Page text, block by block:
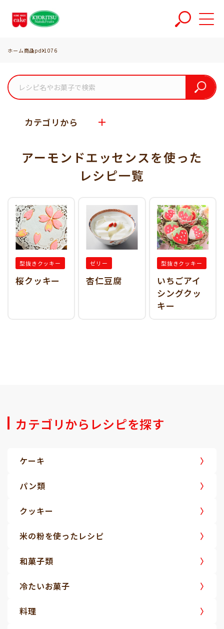
ホーム商品pd-1076
カテゴリから
アーモンドエッセンスを使った
レシピ一覧
型抜きクッキー
桜クッキー
ゼリー
杏仁豆腐
型抜きクッキー
いちごアイ
シングクッ
キー
カテゴリからレシピを探す
ケーキ
パン類
クッキー
米の粉を使ったレシピ
和菓子類
冷たいお菓子
料理